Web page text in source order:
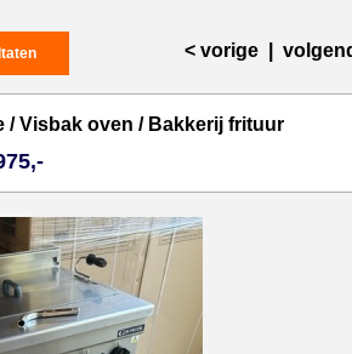
< vorige
/ Visbak oven / Bakkerij frituur